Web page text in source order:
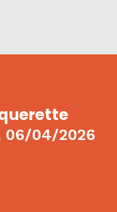
06/04/2026